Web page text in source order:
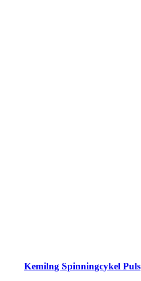
Kemilng Spinningcykel Puls